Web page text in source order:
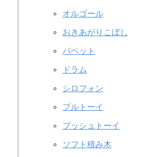
オルゴール
おきあがりこぼし
パペット
ドラム
シロフォン
プルトーイ
プッシュトーイ
ソフト積み木